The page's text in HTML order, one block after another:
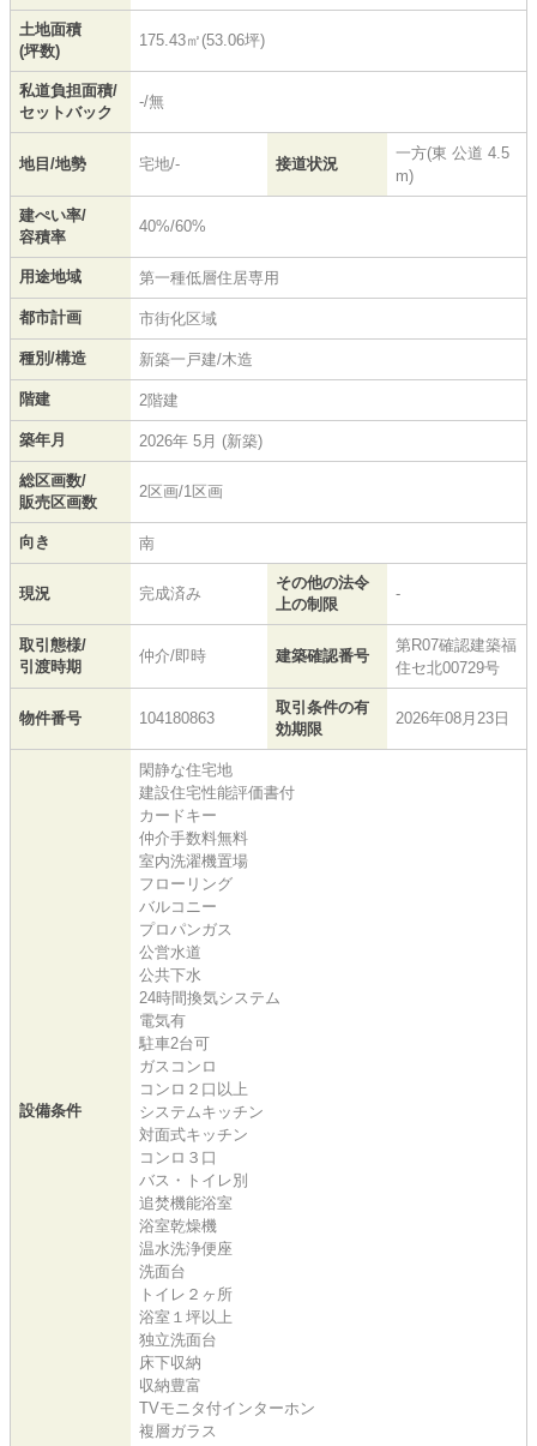
土地面積
(坪数)
175.43㎡(53.06坪)
私道負担面積/
セットバック
-/無
地目/地勢 宅地/- 接道状況
一方(東 公道 4.5
m)
建ぺい率/
容積率
40%/60%
用途地域 第一種低層住居専用
都市計画 市街化区域
種別/構造 新築一戸建/木造
階建 2階建
築年月 2026年 5月 (新築)
総区画数/
販売区画数
2区画/1区画
向き 南
現況 完成済み
その他の法令
上の制限
-
取引態様/
引渡時期
仲介/即時 建築確認番号
第R07確認建築福
住セ北00729号
物件番号 104180863
取引条件の有
効期限
2026年08月23日
設備条件
閑静な住宅地
建設住宅性能評価書付
カードキー
仲介手数料無料
室内洗濯機置場
フローリング
バルコニー
プロパンガス
公営水道
公共下水
24時間換気システム
電気有
駐車2台可
ガスコンロ
コンロ２口以上
システムキッチン
対面式キッチン
コンロ３口
バス・トイレ別
追焚機能浴室
浴室乾燥機
温水洗浄便座
洗面台
トイレ２ヶ所
浴室１坪以上
独立洗面台
床下収納
収納豊富
TVモニタ付インターホン
複層ガラス